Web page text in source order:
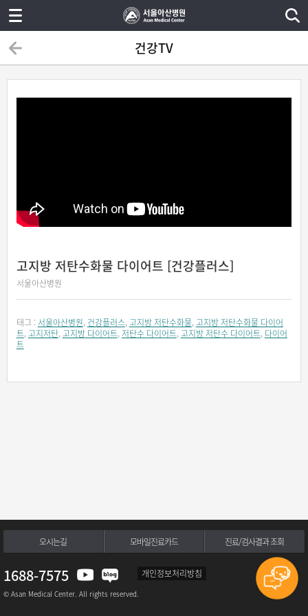
건강TV
고지방 저탄수화물 다이어트 [건강플러스]
서울아산병원
태그 : 서울아산병원, 건강플러스, 고지방 저탄수화물, 고지방 저탄수화물 다이어
트, 고지저탄, 고지방 다이어트, 저탄수 다이어트, 고지방 저탄수 다이어트, 다이어
트
오시는길 모바일진료카드 진료/검사결과 조회
1688-7575 개인정보처리방침
© Asan Medical Center. All rights reserved.